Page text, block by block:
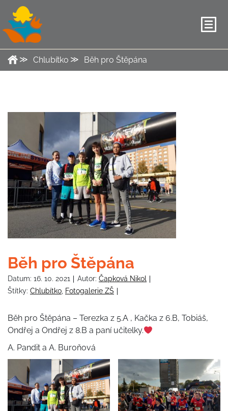
Chlubítko Běh pro Štěpána
Běh pro Štěpána
Datum: 16. 10. 2021 Autor: Čapková Nikol
Štítky: Chlubítko Fotogalerie ZŠ
Běh pro Štěpána – Terezka z 5.A , Kačka z 6.B, Tobiáš,
Ondřej a Ondřej z 8.B a paní učitelky.
A. Pandit a A. Buroňová